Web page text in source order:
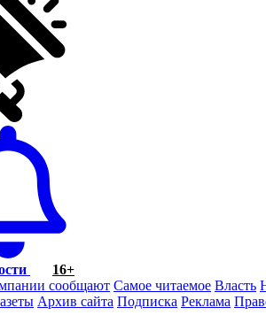
16+
сообщают Самое читаемое Власть
Архив сайта Подписка Реклама